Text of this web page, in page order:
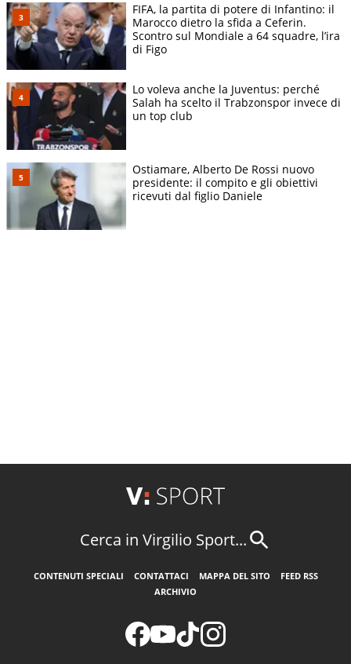
FIFA, la partita di potere di Infantino: il
Marocco dietro la sfida a Ceferin.
Scontro sul Mondiale a 64 squadre, l’ira
di Figo
Lo voleva anche la Juventus: perché
Salah ha scelto il Trabzonspor invece di
un top club
Ostiamare, Alberto De Rossi nuovo
presidente: il compito e gli obiettivi
ricevuti dal figlio Daniele
Cerca in Virgilio Sport...
CONTENUTI SPECIALI CONTATTACI MAPPA DEL SITO
FEED RSS
ARCHIVIO